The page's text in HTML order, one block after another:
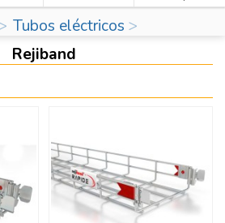
Tubos eléctricos
Rejiband